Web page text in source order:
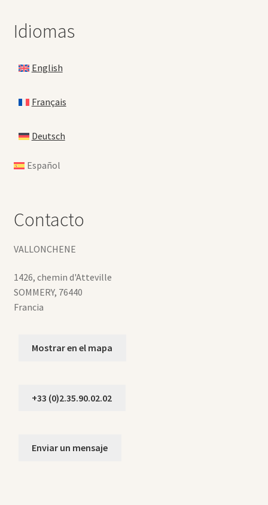
Idiomas
English
Français
Deutsch
Español
Contacto
VALLONCHENE
1426, chemin d'Atteville
SOMMERY, 76440
Francia
Mostrar en el mapa
+33 (0)2.35.90.02.02
Enviar un mensaje